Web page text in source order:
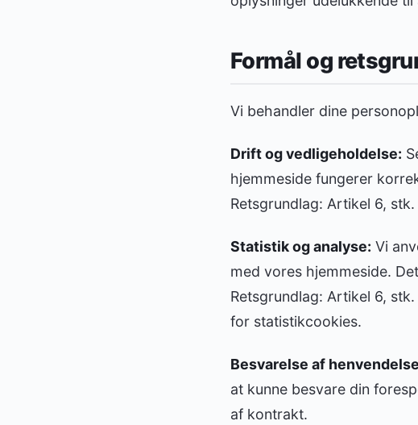
Formål og
Vi behandler dine
Drift og vedligeholdelse:
hjemmeside fungerer
Retsgrundlag: Artikel 6, stk.
Statistik og analyse: Vi
med vores hjemmeside.
Retsgrundlag: Artikel 6,
for statistikcookies.
Besvarelse af
at kunne besvare din
af kontrakt.